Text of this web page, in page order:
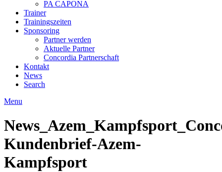
PA CAPONA
Trainer
Trainingszeiten
Sponsoring
Partner werden
Aktuelle Partner
Concordia Partnerschaft
Kontakt
News
Search
Menu
Kundenbrief-Azem-
Kampfsport